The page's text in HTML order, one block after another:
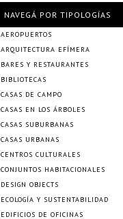
NAVEGÁ POR TIPOLOGÍAS
AEROPUERTOS
ARQUITECTURA EFÍMERA
BARES Y RESTAURANTES
BIBLIOTECAS
CASAS DE CAMPO
CASAS EN LOS ÁRBOLES
CASAS SUBURBANAS
CASAS URBANAS
CENTROS CULTURALES
CONJUNTOS HABITACIONALES
DESIGN OBJECTS
ECOLOGÍA Y SUSTENTABILIDAD
EDIFICIOS DE OFICINAS